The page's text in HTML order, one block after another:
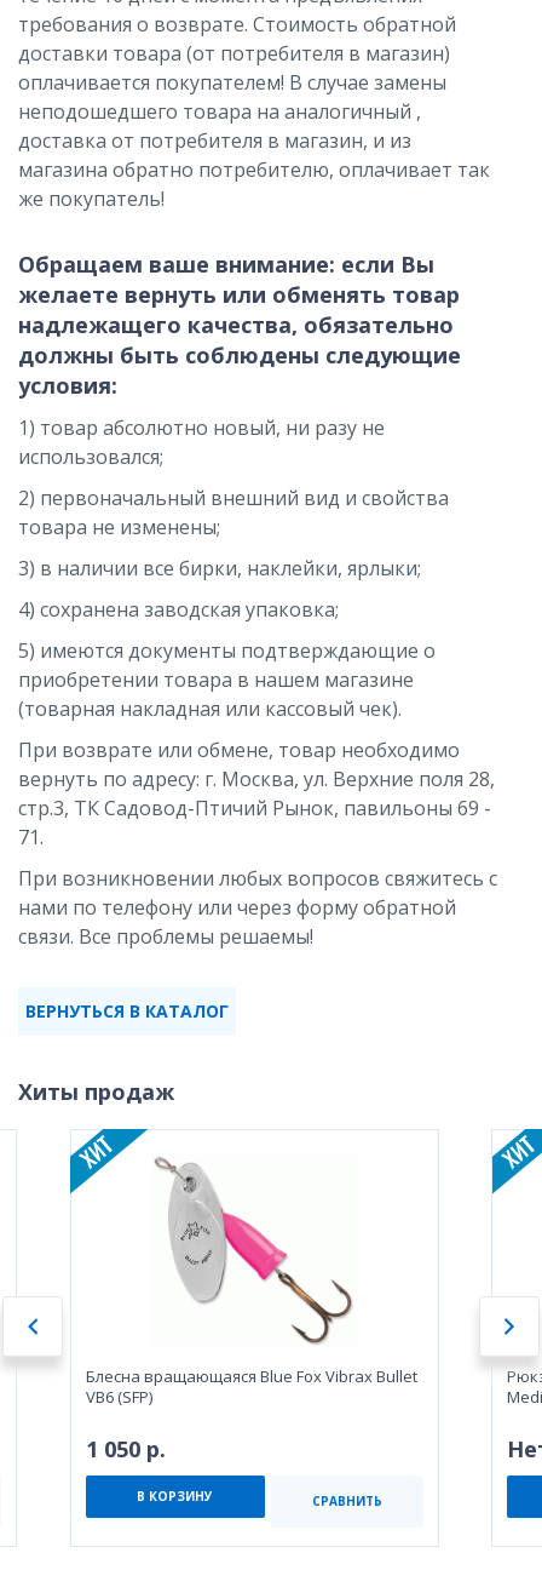
требования о возврате. Стоимость обратной
доставки товара (от потребителя в магазин)
оплачивается покупателем! В случае замены
неподошедшего товара на аналогичный ,
доставка от потребителя в магазин, и из
магазина обратно потребителю, оплачивает так
же покупатель!
Обращаем ваше внимание: если Вы
желаете вернуть или обменять товар
надлежащего качества, обязательно
должны быть соблюдены следующие
условия:
1) товар абсолютно новый, ни разу не
использовался;
2) первоначальный внешний вид и свойства
товара не изменены;
3) в наличии все бирки, наклейки, ярлыки;
4) сохранена заводская упаковка;
5) имеются документы подтверждающие о
приобретении товара в нашем магазине
(товарная накладная или кассовый чек).
При возврате или обмене, товар необходимо
вернуть по адресу: г. Москва, ул. Верхние поля 28,
стр.3, ТК Садовод-Птичий Рынок, павильоны 69 -
71.
При возникновении любых вопросов свяжитесь с
нами по телефону или через форму обратной
связи. Все проблемы решаемы!
ВЕРНУТЬСЯ В КАТАЛОГ
Хиты продаж
Блесна вращающаяся Blue Fox Vibrax Bullet
VB6 (SFP)
1 050 р.
В КОРЗИНУ СРАВНИТЬ